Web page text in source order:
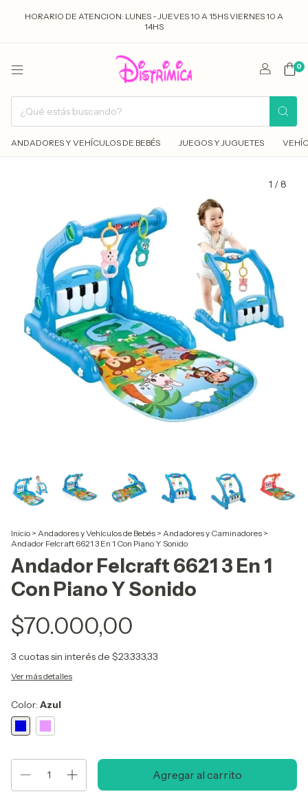
HORARIO DE ATENCION: LUNES - JUEVES 10 A 15HS VIERNES 10 A
14HS
0
ANDADORES Y VEHÍCULOS DE BEBÉS JUEGOS Y JUGUETES
1 /8
Inicio > Andadores y Vehículos de Bebés > Andadores y Caminadores >
Andador Felcraft 6621 3 En 1 Con Piano Y Sonido
Andador Felcraft 6621 3 En 1
Con Piano Y Sonido
$70.000,00
3 cuotas sin interés de $23.333,33
Ver más detalles
Color: Azul